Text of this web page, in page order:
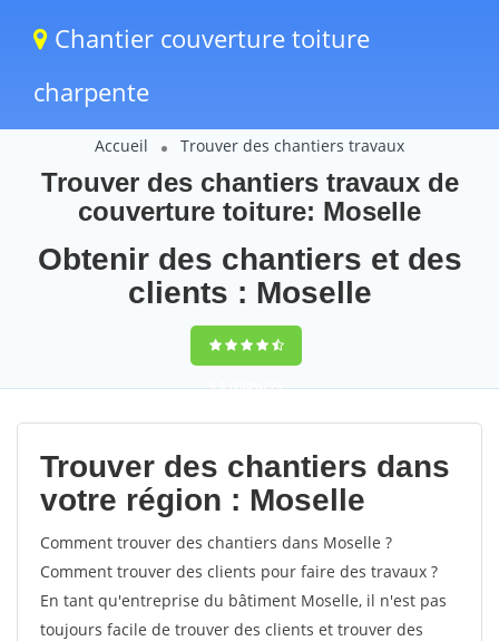
Chantier couverture toiture
charpente
Accueil Trouver des chantiers travaux
Trouver des chantiers travaux de
couverture toiture: Moselle
Obtenir des chantiers et des
clients : Moselle
9,5(100%)74
votes
Trouver des chantiers dans
votre région : Moselle
Comment trouver des chantiers dans Moselle ?
Comment trouver des clients pour faire des travaux ?
En tant qu'entreprise du bâtiment Moselle, il n'est pas
toujours facile de trouver des clients et trouver des